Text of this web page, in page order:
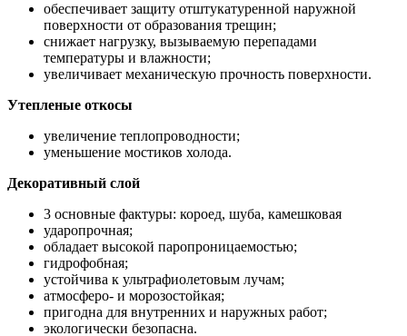
обеспечивает защиту отштукатуренной наружной
поверхности от образования трещин;
снижает нагрузку, вызываемую перепадами
температуры и влажности;
увеличивает механическую прочность поверхности.
Утепленые откосы
увеличение теплопроводности;
уменьшение мостиков холода.
Декоративный слой
3 основные фактуры: короед, шуба, камешковая
ударопрочная;
обладает высокой паропроницаемостью;
гидрофобная;
устойчива к ультрафиолетовым лучам;
атмосферо- и морозостойкая;
пригодна для внутренних и наружных работ;
экологически безопасна.